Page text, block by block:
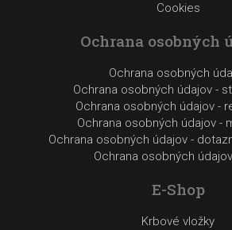
Cookies
Ochrana osobných
Ochrana osobných
Ochrana osobných údajov -
Ochrana osobných údajov -
Ochrana osobných údajov -
Ochrana osobných údajov -
Ochrana osobných
E-Shop
Krbové vložky